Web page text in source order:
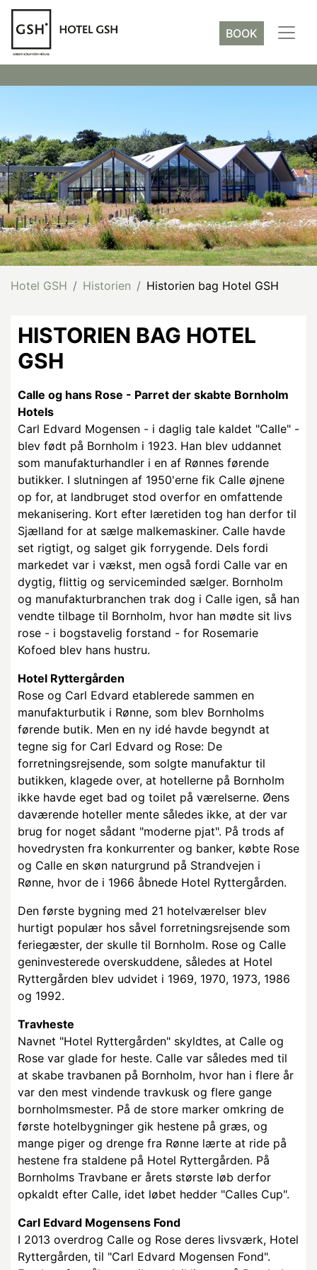
BOOK
Hotel GSH Historien Historien bag Hotel GSH
HISTORIEN BAG HOTEL
GSH
Calle og hans Rose - Parret der skabte Bornholm
Hotels
Carl Edvard Mogensen - i daglig tale kaldet "Calle" -
blev født på Bornholm i 1923. Han blev uddannet
som manufakturhandler i en af Rønnes førende
butikker. I slutningen af 1950'erne fik Calle øjnene
op for, at landbruget stod overfor en omfattende
mekanisering. Kort efter læretiden tog han derfor til
Sjælland for at sælge malkemaskiner. Calle havde
set rigtigt, og salget gik forrygende. Dels fordi
markedet var i vækst, men også fordi Calle var en
dygtig, flittig og serviceminded sælger. Bornholm
og manufakturbranchen trak dog i Calle igen, så han
vendte tilbage til Bornholm, hvor han mødte sit livs
rose - i bogstavelig forstand - for Rosemarie
Kofoed blev hans hustru.
Hotel Ryttergården
Rose og Carl Edvard etablerede sammen en
manufakturbutik i Rønne, som blev Bornholms
førende butik. Men en ny idé havde begyndt at
tegne sig for Carl Edvard og Rose: De
forretningsrejsende, som solgte manufaktur til
butikken, klagede over, at hotellerne på Bornholm
ikke havde eget bad og toilet på værelserne. Øens
daværende hoteller mente således ikke, at der var
brug for noget sådant "moderne pjat". På trods af
hovedrysten fra konkurrenter og banker, købte Rose
og Calle en skøn naturgrund på Strandvejen i
Rønne, hvor de i 1966 åbnede Hotel Ryttergården.
Den første bygning med 21 hotelværelser blev
hurtigt populær hos såvel forretningsrejsende som
feriegæster, der skulle til Bornholm. Rose og Calle
geninvesterede overskuddene, således at Hotel
Ryttergården blev udvidet i 1969, 1970, 1973, 1986
og 1992.
Travheste
Navnet "Hotel Ryttergården" skyldtes, at Calle og
Rose var glade for heste. Calle var således med til
at skabe travbanen på Bornholm, hvor han i flere år
var den mest vindende travkusk og flere gange
bornholmsmester. På de store marker omkring de
første hotelbygninger gik hestene på græs, og
mange piger og drenge fra Rønne lærte at ride på
hestene fra staldene på Hotel Ryttergården. På
Bornholms Travbane er årets største løb derfor
opkaldt efter Calle, idet løbet hedder "Calles Cup".
Carl Edvard Mogensens Fond
I 2013 overdrog Calle og Rose deres livsværk, Hotel
Ryttergården, til "Carl Edvard Mogensen Fond".